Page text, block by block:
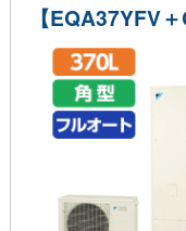
【EQA37YFV